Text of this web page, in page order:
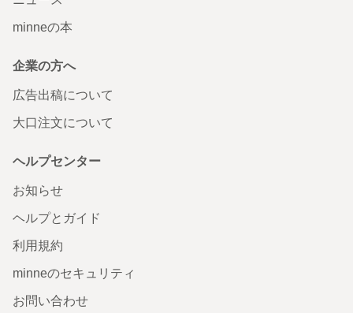
minneの本
企業の方へ
広告出稿について
大口注文について
ヘルプセンター
お知らせ
ヘルプとガイド
利用規約
minneのセキュリティ
お問い合わせ